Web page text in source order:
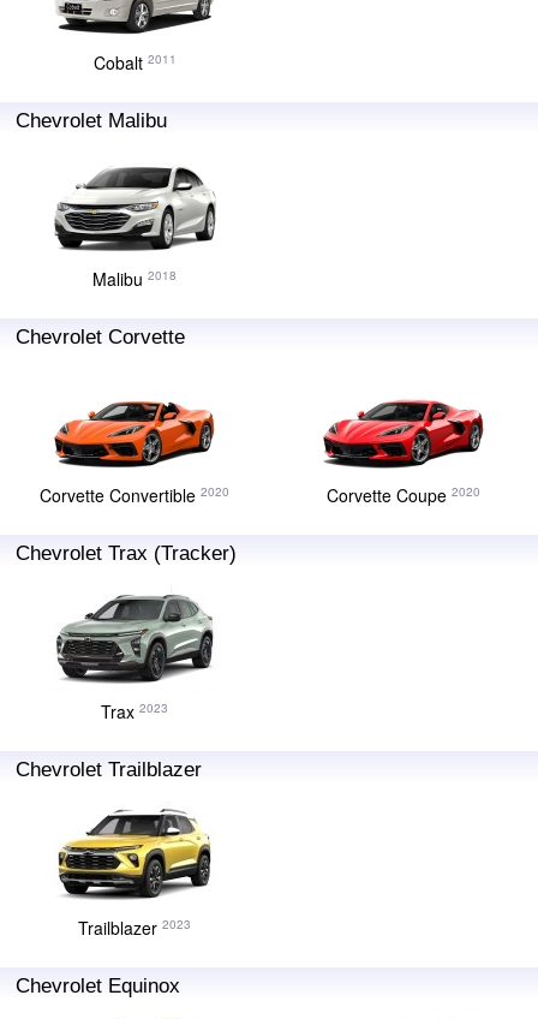
Cobalt 2011
Chevrolet Malibu
Malibu 2018
Chevrolet Corvette
Corvette Convertible 2020 Corvette Coupe 2020
Chevrolet Trax (Tracker)
Trax 2023
Chevrolet Trailblazer
Trailblazer 2023
Chevrolet Equinox